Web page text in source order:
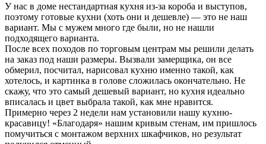
У нас в доме нестандартная кухня из-за короба и выступов,
поэтому готовые кухни (хоть они и дешевле) — это не наш
вариант. Мы с мужем много где были, но не нашли
подходящего варианта.
После всех походов по торговым центрам мы решили делать
на заказ под наши размеры. Вызвали замерщика, он все
обмерил, посчитал, нарисовал кухню именно такой, как
хотелось, и картинка в голове сложилась окончательно. Не
скажу, что это самый дешевый вариант, но кухня идеально
вписалась и цвет выбрала такой, как мне нравится.
Примерно через 2 недели нам установили нашу кухню-
красавицу! «Благодаря» нашим кривым стенам, им пришлось
помучиться с монтажом верхних шкафчиков, но результат